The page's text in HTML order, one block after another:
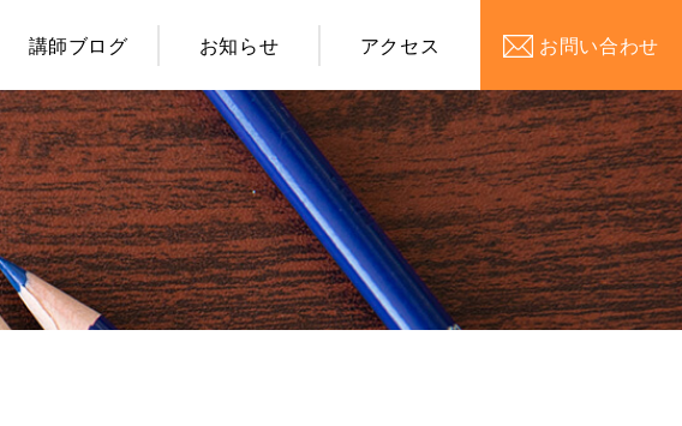
講師ブログ お知らせ アクセス お問い合わせ